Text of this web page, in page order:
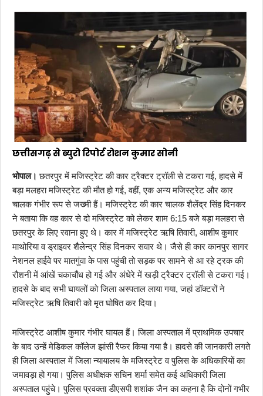
छत्तीसगढ़ से ब्युरो रिपोर्ट रोशन कुमार सोनी
भोपाल। छतरपुर में मजिस्ट्रेट की कार ट्रैक्टर ट्रॉली से टकरा गई, हादसे में
बड़ा मलहरा मजिस्ट्रेट की मौत हो गई, वहीं, एक अन्य मजिस्ट्रेट और कार
चालक गंभीर रूप से जख्मी हैं। मजिस्ट्रेट की कार चालक शैलेंद्र सिंह दिनकर
ने बताया कि वह कार से दो मजिस्ट्रेट को लेकर शाम 6:15 बजे बड़ा मलहरा से
छतरपुर के लिए रवाना हुए थे। कार में मजिस्ट्रेट ऋषि तिवारी, आशीष कुमार
माथोरिया व ड्राइवर शैलेन्द्र सिंह दिनकर सवार थे। जैसे ही कार कानपुर सागर
नेशनल हाईवे पर मातगुंवा के पास पहुंची तो सड़क पर सामने से आ रहे ट्रक की
रौशनी में आंखें चकाचौंध हो गई और अंधेरे में खड़ी ट्रैक्टर ट्रॉली से टकरा गई।
हादसे के बाद सभी घायलों को जिला अस्पताल लाया गया, जहां डॉक्टरों ने
मजिस्ट्रेट ऋषि तिवारी को मृत घोषित कर दिया।
मजिस्ट्रेट आशीष कुमार गंभीर घायल हैं। जिला अस्पताल में प्राथमिक उपचार
के बाद उन्हें मेडिकल कॉलेज झांसी रैफर किया गया है। हादसे की जानकारी लगते
ही जिला अस्पताल में जिला न्यायालय के मजिस्ट्रेट व पुलिस के अधिकारियों का
जमावड़ा हो गया। पुलिस अधीक्षक सचिन शर्मा समेत कई अधिकारी जिला
अस्पताल पहुंचे। पुलिस प्रवक्ता डीएसपी शशांक जैन का कहना है कि दोनों गभीर